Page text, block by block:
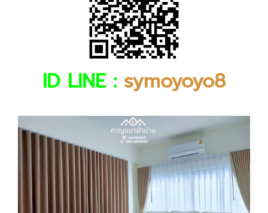
ID LINE : symoyoyo8